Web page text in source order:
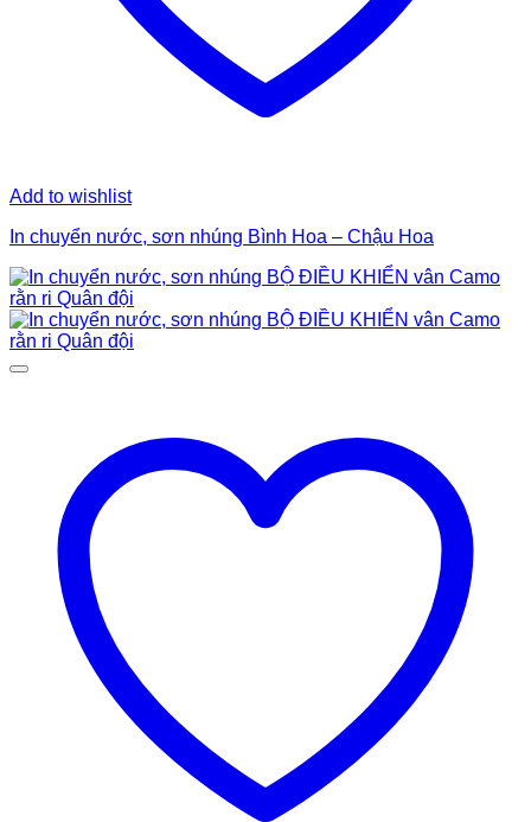
Add to wishlist
In chuyển nước, sơn nhúng Bình Hoa – Chậu Hoa